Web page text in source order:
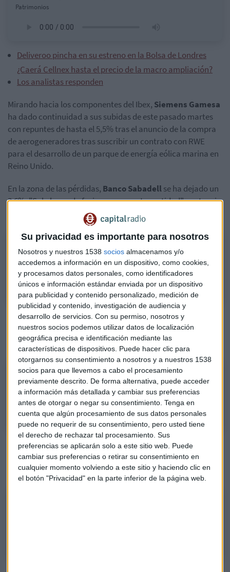
Su privacidad es importante para nosotros
Nosotros y nuestros 1538 socios almacenamos y/o
accedemos a información en un dispositivo, como cookies,
y procesamos datos personales, como identificadores
únicos e información estándar enviada por un dispositivo
para publicidad y contenido personalizado, medición de
publicidad y contenido, investigación de audiencia y
desarrollo de servicios. Con su permiso, nosotros y
nuestros socios podemos utilizar datos de localización
geográfica precisa e identificación mediante las
características de dispositivos. Puede hacer clic para
otorgarnos su consentimiento a nosotros y a nuestros 1538
socios para que llevemos a cabo el procesamiento
previamente descrito. De forma alternativa, puede acceder
a información más detallada y cambiar sus preferencias
antes de otorgar o negar su consentimiento. Tenga en
cuenta que algún procesamiento de sus datos personales
puede no requerir de su consentimiento, pero usted tiene
el derecho de rechazar tal procesamiento. Sus
preferencias se aplicarán solo a este sitio web. Puede
cambiar sus preferencias o retirar su consentimiento en
cualquier momento volviendo a este sitio y haciendo clic en
el botón "Privacidad" en la parte inferior de la página web.
Patrimonios
Deliveroo pincha en su estreno en la Bolsa de Londres
¿Caerá Cellnex hasta el precio de la macro ampliación?
Los analistas responden
Mirando hacia los componentes del Ibex, Siemens Gamesa
ha dado continuidad a sus subidas de este pasado martes
con repuntes de hasta el 5,5% tras el anuncio de la compra
de aerogeneradores tras suscribir un contrato con RWE
para el desarrollo de un parque de energía eólica marina en
Reino Unido.
En la zona de las pérdidas, Banco Sabadellse ha dejado un
3,6%. "Solo le queda fusionarse con otra entidad", sentencia
Sabadell: "Solo le queda la fusión"
Analizamos el comportamiento de la entidad bancaria en el consultorio
de Mercado Abierto con Jorge del Canto, gestor de Merisa Patrimonios.
CaixaBank, un 0,8% yBBVA , un 0,8%.¿Bajistas en la
banca?Depende de la entidad, según el analista de Merisa
Patrimonios.
Banca: "Estaría bajista"
Analizamos el comportamiento del sector en el consultorio de Mercado
Abierto con Jorge del Canto, gestor de Merisa Patrimonios.
ConBankinter, el analista asegura que"no se debe estar
corto"ya que, considera, losstopen la entidad deberían
estar en los 16,75€/acción.